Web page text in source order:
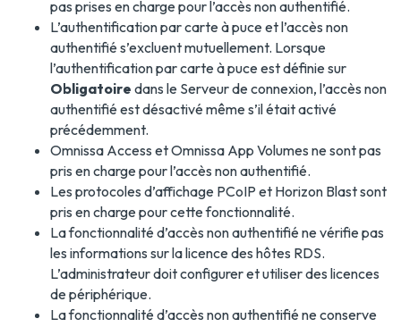
pas prises en charge pour l’accès non authentifié.
L’authentification par carte à puce et l’accès non
authentifié s’excluent mutuellement. Lorsque
l’authentification par carte à puce est définie sur
Obligatoire dans le Serveur de connexion, l’accès non
authentifié est désactivé même s’il était activé
précédemment.
Omnissa Access et Omnissa App Volumes ne sont pas
pris en charge pour l’accès non authentifié.
Les protocoles d’affichage PCoIP et Horizon Blast sont
pris en charge pour cette fonctionnalité.
La fonctionnalité d’accès non authentifié ne vérifie pas
les informations sur la licence des hôtes RDS.
L’administrateur doit configurer et utiliser des licences
de périphérique.
La fonctionnalité d’accès non authentifié ne conserve